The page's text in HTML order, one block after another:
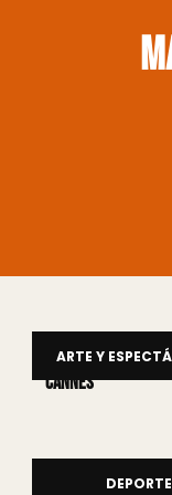
ARTE Y
Las películas
Cannes
DEPORTE
Se dio a